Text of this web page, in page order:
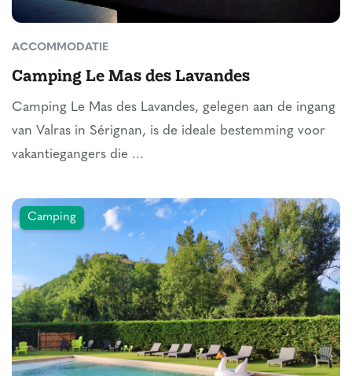
ACCOMMODATIE
Camping Le Mas des Lavandes
Camping Le Mas des Lavandes, gelegen aan de ingang
van Valras in Sérignan, is de ideale bestemming voor
vakantiegangers die ...
Camping